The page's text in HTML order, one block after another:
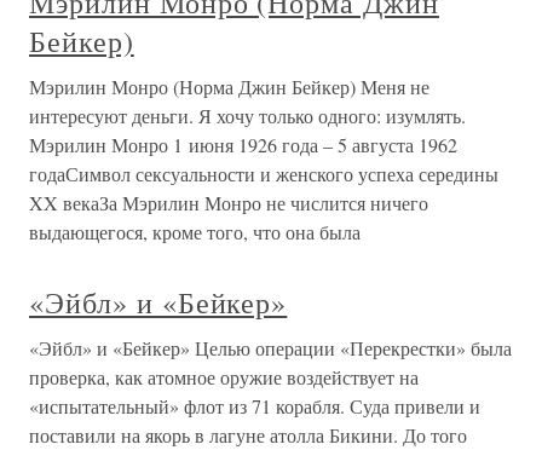
Бейкер)
Мэрилин Монро (Норма Джин Бейкер) Меня не
интересуют деньги. Я хочу только одного: изумлять.
Мэрилин Монро 1 июня 1926 года – 5 августа 1962
годаСимвол сексуальности и женского успеха середины
XX векаЗа Мэрилин Монро не числится ничего
выдающегося, кроме того, что она была
«Эйбл» и «Бейкер»
«Эйбл» и «Бейкер» Целью операции «Перекрестки» была
проверка, как атомное оружие воздействует на
«испытательный» флот из 71 корабля. Суда привели и
поставили на якорь в лагуне атолла Бикини. До того